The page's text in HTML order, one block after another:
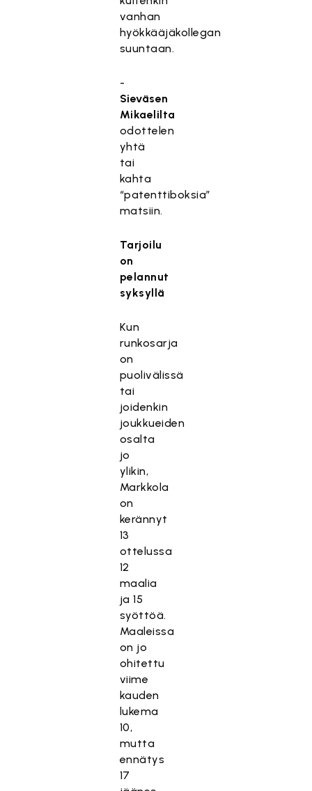
vanhan
hyökkääjäkollegan
suuntaan.
-
Sieväsen
Mikaelilta
odottelen
yhtä
tai
kahta
“patenttiboksia”
matsiin.
Tarjoilu
on
pelannut
syksyllä
Kun
runkosarja
on
puolivälissä
tai
joidenkin
joukkueiden
osalta
jo
ylikin,
Markkola
on
kerännyt
13
ottelussa
12
maalia
ja 15
syöttöä.
Maaleissa
on jo
ohitettu
viime
kauden
lukema
10,
mutta
ennätys
17